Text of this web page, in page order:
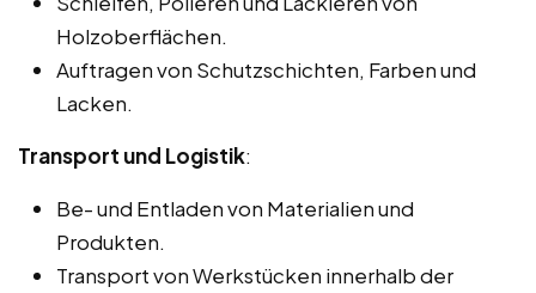
Holzoberflächen.
Auftragen von Schutzschichten, Farben und
Lacken.
Transport und Logistik:
Be- und Entladen von Materialien und
Produkten.
Transport von Werkstücken innerhalb der